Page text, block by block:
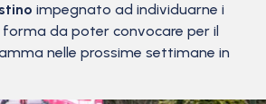
impegnato ad individuarne i
forma da poter convocare per il
nelle prossime settimane in